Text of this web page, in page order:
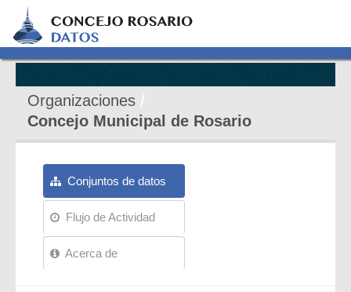
Organizaciones
Concejo Municipal de Rosario
Conjuntos de datos
Flujo de Actividad
Acerca de